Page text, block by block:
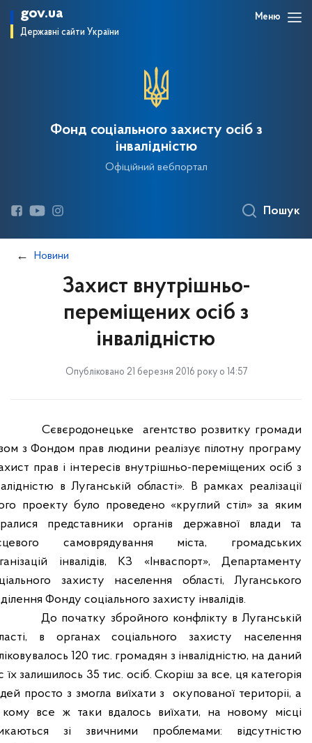
gov.ua
Державні сайти України
Меню
Фонд соціального захисту осіб з
інвалідністю
Офіційний вебпортал
Пошук
Новини
Захист внутрішньо-
переміщених осіб з
інвалідністю
Опубліковано 21 березня 2016 року о 14:57
Сєвєродонецьке
агентство розвитку громади
з Фондом прав людини реалізує пілотну програму
прав і інтересів внутрішньо-переміщених осіб з
в Луганській області». В рамках реалізації
проекту було проведено «круглий стіл» за яким
представники органів державної влади та
самоврядування міста, громадських
інвалідів, КЗ «Інваспорт», Департаменту
захисту населення області, Луганського
Фонду соціального захисту інвалідів.
До початку збройного конфлікту в Луганській
в органах соціального захисту населення
120 тис. громадян з інвалідністю, на даний
їх залишилось 35 тис. осіб. Скоріш за все, ця категорія
просто з змогла виїхати з
окупованої територіі, а
кому все ж таки вдалось виїхати, на новому місці
зі звичними проблемами: відсутністю